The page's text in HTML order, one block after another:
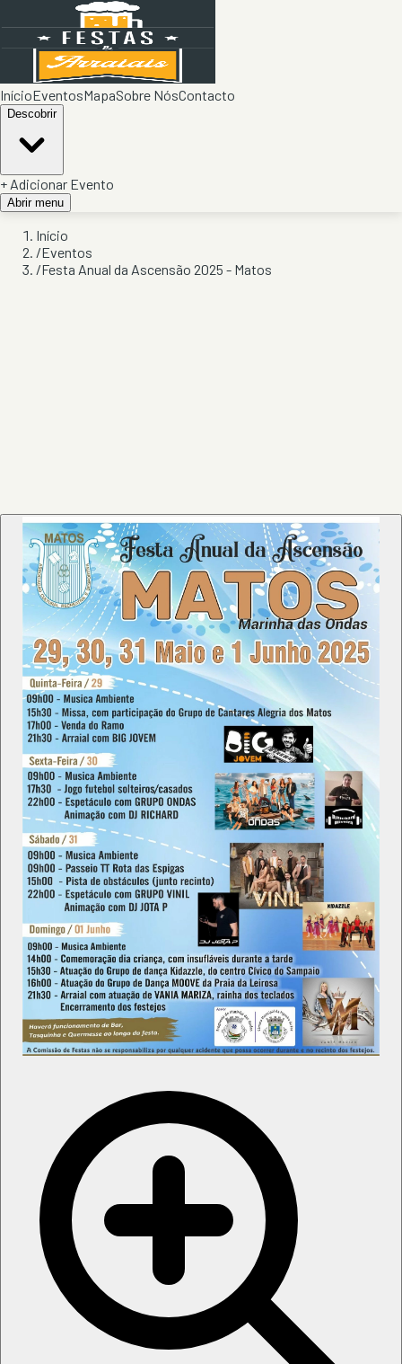
InícioEventosMapaSobre NósContacto
Descobrir
+ Adicionar Evento
Abrir menu
Início
/Eventos
/Festa Anual da Ascensão 2025 - Matos